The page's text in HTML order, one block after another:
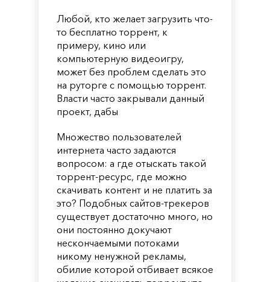
Любой, кто желает загрузить что-
то бесплатно торрент, к
примеру, кино или
компьютерную видеоигру,
может без проблем сделать это
на руторге с помощью торрент.
Власти часто закрывали данный
проект, дабы
Множество пользователей
интернета часто задаются
вопросом: а где отыскать такой
торрент-ресурс, где можно
скачивать контент и не платить за
это? Подобных сайтов-трекеров
существует достаточно много, но
они постоянно докучают
нескончаемыми потоками
никому ненужной рекламы,
обилие которой отбивает всякое